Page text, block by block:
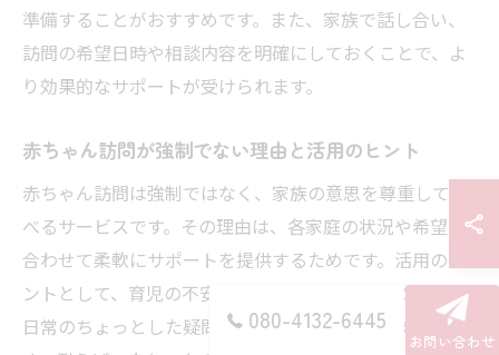
準備することがおすすめです。また、家族で話し合い、
訪問の希望日時や相談内容を明確にしておくことで、よ
り効果的なサポートが受けられます。
赤ちゃん訪問が強制でない理由と活用のヒント
赤ちゃん訪問は強制ではなく、家族の意思を尊重して選
べるサービスです。その理由は、各家庭の状況や希望に
合わせて柔軟にサポートを提供するためです。活用のヒ
ントとして、育児の不安や悩みがあるときだけでなく、
日常のちょっとした疑問や成長の確認にも利用できま
080-4132-6445
お問い合わせ